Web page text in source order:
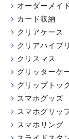
オーダーメイ
カード収納
クリアケース
クリアハイブ
クリスマス
グリッターケ
グリップトッ
スマホグッズ
スマホグリッ
スマホリング